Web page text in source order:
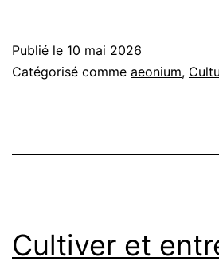
Publié le 10 mai 2026
Catégorisé comme aeonium,
Cultiver et